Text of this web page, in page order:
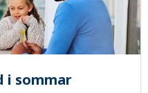
i sommar